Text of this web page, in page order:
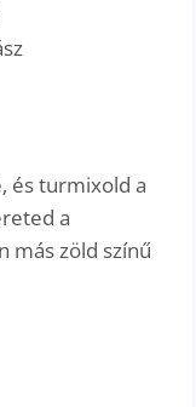
és turmixold a
a
más zöld színű